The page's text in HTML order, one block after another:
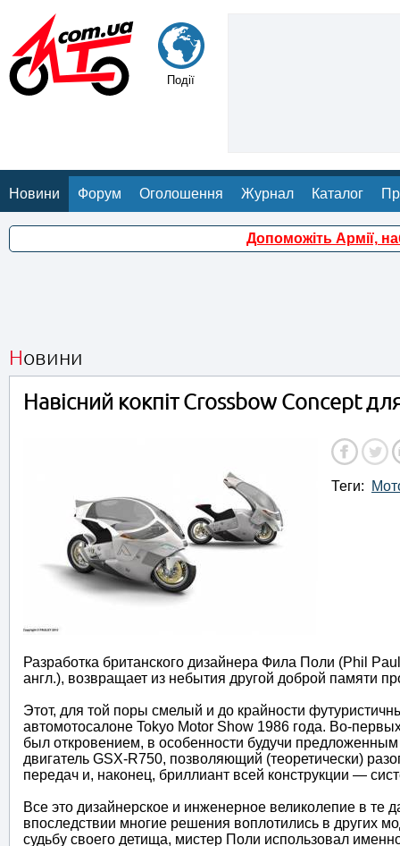
Події
Новини Форум Оголошення Журнал Каталог
Допоможіть Армії,
Новини
Навісний кокпіт Crossbow Concept
Теги:
Разработка британского дизайнера Фила Поли (Phil
англ.), возвращает из небытия другой доброй памяти
Этот, для той поры смелый и до крайности
автомотосалоне Tokyo Motor Show 1986 года. Во-
был откровением, в особенности будучи
двигатель GSX-R750, позволяющий (теоретически)
передач и, наконец, бриллиант всей конструкции —
Все это дизайнерское и инженерное великолепие в те
впоследствии многие решения воплотились в других
судьбу своего детища, мистер Поли использовал